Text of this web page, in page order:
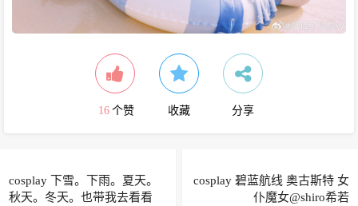
16 个赞 收藏 分享
cosplay 下雪。下雨。夏天。
秋天。冬天。也带我去看看
cosplay 碧蓝航线 奥古斯特 女
仆魔女@shiro希若